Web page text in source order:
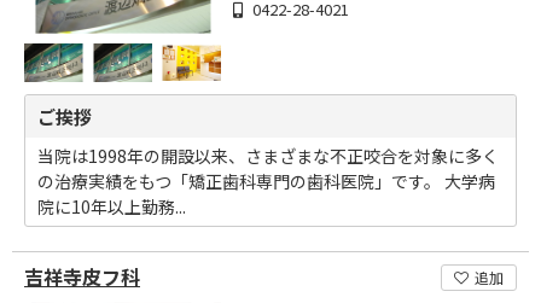
0422-28-4021
ご挨拶
当院は1998年の開設以来、さまざまな不正咬合を対象に多く
の治療実績をもつ「矯正歯科専門の歯科医院」です。 大学病
院に10年以上勤務...
吉祥寺皮フ科 追加